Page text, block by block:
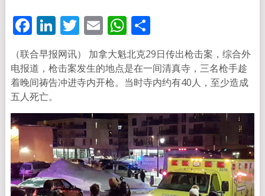
Facebook
LinkedIn
Twitter
EmailWhatsApp
分
享
（联合早报网讯） 加拿大魁北克29日传出枪击案，综合外
电报道，枪击案发生的地点是在一间清真寺，三名枪手趁
着晚间祷告冲进寺内开枪。当时寺内约有40人，至少造成
五人死亡。